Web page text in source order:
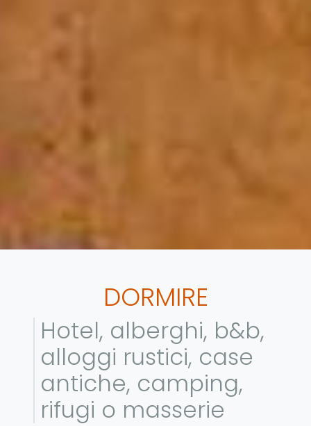
DORMIRE
Hotel, alberghi, b&b,
alloggi rustici, case
antiche, camping,
rifugi o masserie